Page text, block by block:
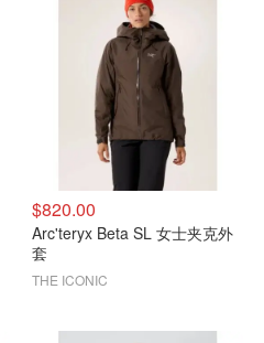
$820.00
Arc'teryx Beta SL 女士夹克外
套
THE ICONIC